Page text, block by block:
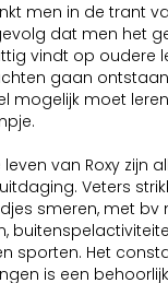
men in de trant
dat men het
vindt op oudere
gaan
mogelijk moet
van Roxy zijn
Veters
smeren, met bv
sporten. Het
is een